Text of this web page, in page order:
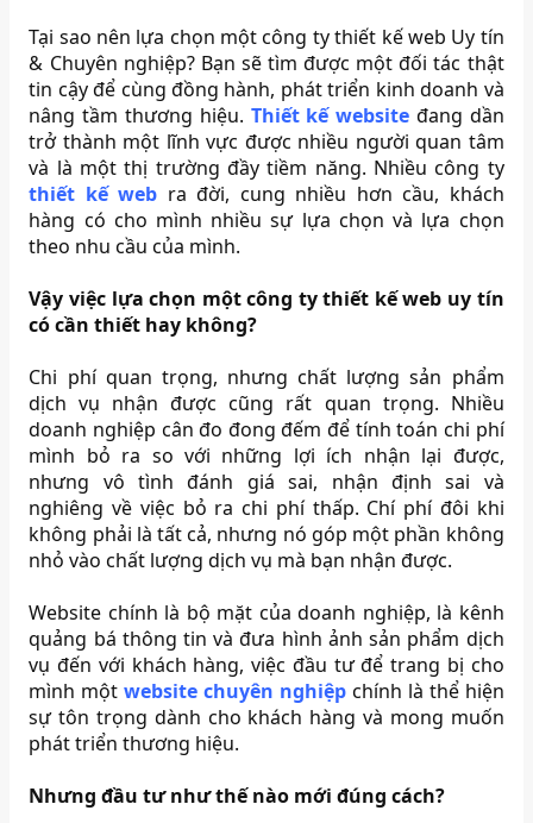
Tại sao nên lựa chọn một công ty thiết kế web Uy tín
& Chuyên nghiệp? Bạn sẽ tìm được một đối tác thật
tin cậy để cùng đồng hành, phát triển kinh doanh và
nâng tầm thương hiệu. Thiết kế website đang dần
trở thành một lĩnh vực được nhiều người quan tâm
và là một thị trường đầy tiềm năng. Nhiều công ty
thiết kế web ra đời, cung nhiều hơn cầu, khách
hàng có cho mình nhiều sự lựa chọn và lựa chọn
theo nhu cầu của mình.
Vậy việc lựa chọn một công ty thiết kế web uy tín
có cần thiết hay không?
Chi phí quan trọng, nhưng chất lượng sản phẩm
dịch vụ nhận được cũng rất quan trọng. Nhiều
doanh nghiệp cân đo đong đếm để tính toán chi phí
mình bỏ ra so với những lợi ích nhận lại được,
nhưng vô tình đánh giá sai, nhận định sai và
nghiêng về việc bỏ ra chi phí thấp. Chí phí đôi khi
không phải là tất cả, nhưng nó góp một phần không
nhỏ vào chất lượng dịch vụ mà bạn nhận được.
Website chính là bộ mặt của doanh nghiệp, là kênh
quảng bá thông tin và đưa hình ảnh sản phẩm dịch
vụ đến với khách hàng, việc đầu tư để trang bị cho
mình mộtwebsite chuyên nghiệp chính là thể hiện
sự tôn trọng dành cho khách hàng và mong muốn
phát triển thương hiệu.
Nhưng đầu tư như thế nào mới đúng cách?